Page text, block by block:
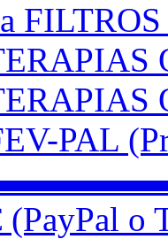
PAL
o